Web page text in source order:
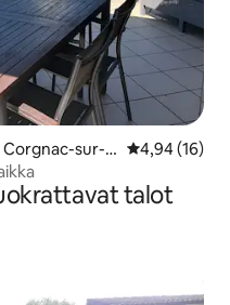
sur-l'I
4,94 (16)
talot